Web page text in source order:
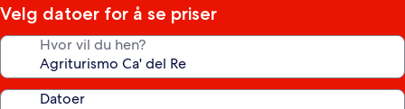
Velg datoer for å se priser
Hvor vil du hen?
Datoer